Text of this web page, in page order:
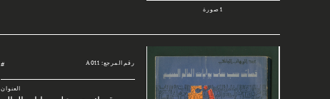
1 صورة
رقم المرجع: A011 #
العنوان